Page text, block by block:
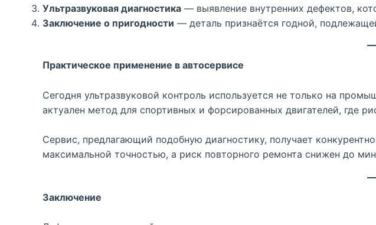
Ультразвуковая диагностика — выявление внутренних дефектов,
Заключение о пригодности — деталь признаётся годной,
Практическое применение в автосервисе
Сегодня ультразвуковой контроль используется не только на
актуален метод для спортивных и форсированных двигателей, где
Сервис, предлагающий подобную диагностику, получает
максимальной точностью, а риск повторного ремонта снижен до
Заключение